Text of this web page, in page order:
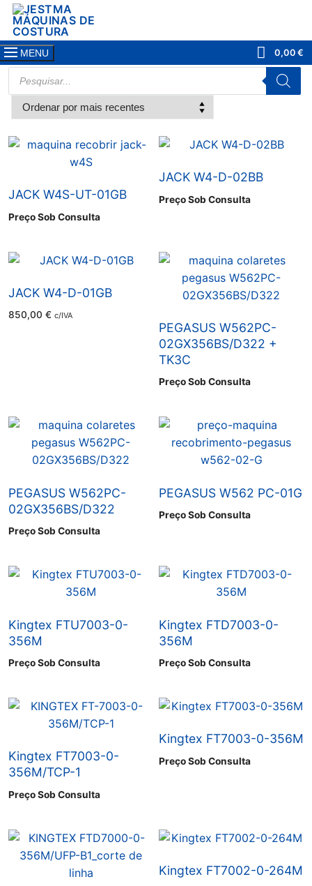
Saltar
para
conteúdo
MENU 0,00€
PRODUCTS
SEARCH
JACK W4S-UT-01GB
Preço Sob Consulta
JACK W4-D-02BB
Preço Sob Consulta
JACK W4-D-01GB
850,00 € c/IVA
PEGASUS W562PC-
02GX356BS/D322 +
TK3C
Preço Sob Consulta
PEGASUS W562PC-
02GX356BS/D322
Preço Sob Consulta
PEGASUS W562 PC-01G
Preço Sob Consulta
Kingtex FTU7003-0-
356M
Preço Sob Consulta
Kingtex FTD7003-0-
356M
Preço Sob Consulta
Kingtex FT7003-0-
356M/TCP-1
Preço Sob Consulta
Kingtex FT7003-0-356M
Preço Sob Consulta
Kingtex FT7002-0-264M